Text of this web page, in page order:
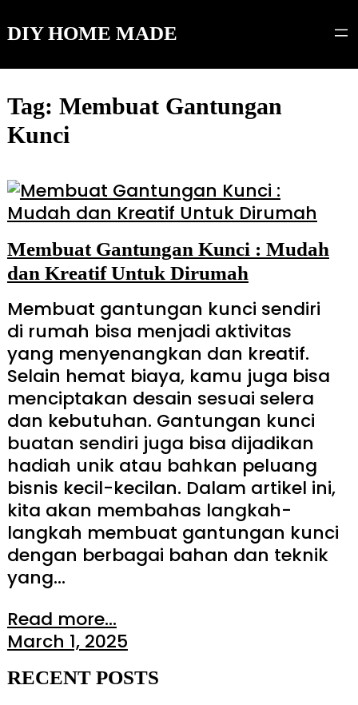
toDIY HOME MADE
Tag: Membuat Gantungan
Kunci
Membuat Gantungan Kunci : Mudah
dan Kreatif Untuk Dirumah
Membuat gantungan kunci sendiri
di rumah bisa menjadi aktivitas
yang menyenangkan dan kreatif.
Selain hemat biaya, kamu juga bisa
menciptakan desain sesuai selera
dan kebutuhan. Gantungan kunci
buatan sendiri juga bisa dijadikan
hadiah unik atau bahkan peluang
bisnis kecil-kecilan. Dalam artikel ini,
kita akan membahas langkah-
langkah membuat gantungan kunci
dengan berbagai bahan dan teknik
yang…
Read more...
March 1, 2025
RECENT POSTS